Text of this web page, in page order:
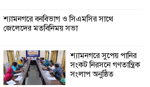
শ্যামনগরে বনবিভাগ ও সিএমসির সাথে
জেলেদের মতবিনিময় সভা
শ্যামনগরে সুপেয় পানির
সংকট নিরসনে গণতান্ত্রিক
সংলাপ অনুষ্ঠিত